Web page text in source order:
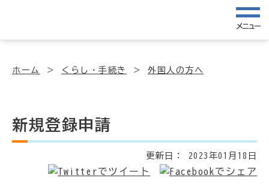
メニュー
ホーム くらし・手続き 外国人の方へ
新規登録申請
更新日： 2023年01月18日